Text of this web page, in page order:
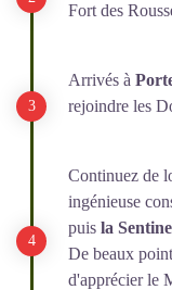
Fort des
Arrivés à
rejoindre les
Continuez de
ingénieuse
puis la
De beaux
d'apprécier le